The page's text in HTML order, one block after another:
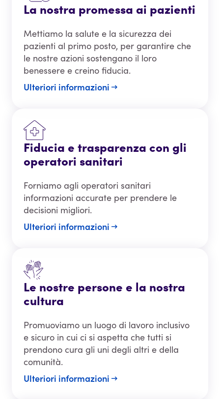
La nostra promessa ai pazienti
Mettiamo la salute e la sicurezza dei
pazienti al primo posto, per garantire che
le nostre azioni sostengano il loro
benessere e creino fiducia.
Ulteriori informazioni
Fiducia e trasparenza con gli
operatori sanitari
Forniamo agli operatori sanitari
informazioni accurate per prendere le
decisioni migliori.
Ulteriori informazioni
Le nostre persone e la nostra
cultura
Promuoviamo un luogo di lavoro inclusivo
e sicuro in cui ci si aspetta che tutti si
prendono cura gli uni degli altri e della
comunità.
Ulteriori informazioni